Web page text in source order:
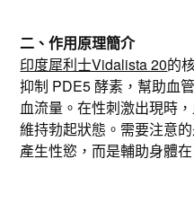
二、作用原理簡介
印度犀利士Vidalista 20的
抑制 PDE5 酵素，幫助血
血流量。在性刺激出現時
維持勃起狀態。需要注意
產生性慾，而是輔助身體